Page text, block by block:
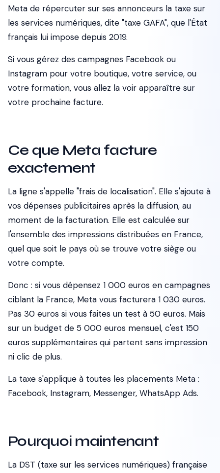
Meta de répercuter sur ses annonceurs la taxe sur
les services numériques, dite "taxe GAFA", que l'État
français lui impose depuis 2019.
Si vous gérez des campagnes Facebook ou
Instagram pour votre boutique, votre service, ou
votre formation, vous allez la voir apparaître sur
votre prochaine facture.
Ce que Meta facture
exactement
La ligne s'appelle "frais de localisation". Elle s'ajoute à
vos dépenses publicitaires après la diffusion, au
moment de la facturation. Elle est calculée sur
l'ensemble des impressions distribuées en France,
quel que soit le pays où se trouve votre siège ou
votre compte.
Donc : si vous dépensez 1 000 euros en campagnes
ciblant la France, Meta vous facturera 1 030 euros.
Pas 30 euros si vous faites un test à 50 euros. Mais
sur un budget de 5 000 euros mensuel, c'est 150
euros supplémentaires qui partent sans impression
ni clic de plus.
La taxe s'applique à toutes les placements Meta :
Facebook, Instagram, Messenger, WhatsApp Ads.
Pourquoi maintenant
La DST (taxe sur les services numériques) française